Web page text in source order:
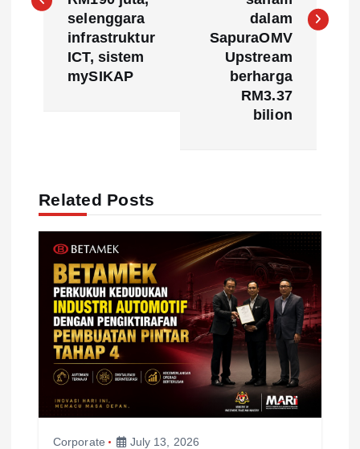
g
n
selenggara
infrastruktur
ICT, sistem
mySIKAP
dalam
SapuraOMV
Upstream
berharga
RM3.37
bilion
Related Posts
Corporate July 13, 2026